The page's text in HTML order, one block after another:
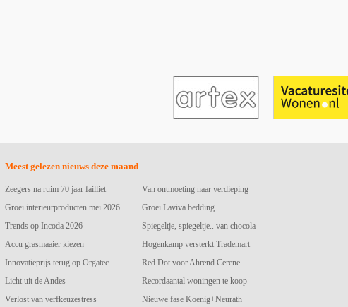
Meest gelezen nieuws deze maand
Zeegers na ruim 70 jaar failliet
Groei interieurproducten mei 2026
Trends op Incoda 2026
Accu grasmaaier kiezen
Innovatieprijs terug op Orgatec
Licht uit de Andes
Verlost van verfkeuzestress
Van ontmoeting naar verdieping
Groei Laviva bedding
Spiegeltje, spiegeltje.. van chocola
Hogenkamp versterkt Trademart
Red Dot voor Ahrend Cerene
Recordaantal woningen te koop
Nieuwe fase Koenig+Neurath